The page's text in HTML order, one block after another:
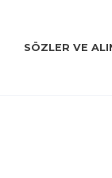
SÖZLER VE